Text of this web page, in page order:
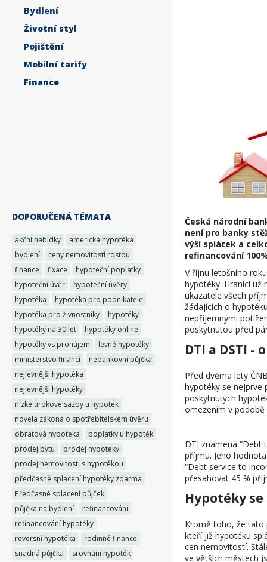
Bydlení
Životní styl
Pojištění
Mobilní tarify
Finance
DOPORUČENÁ TÉMATA
akční nabídky
americká hypotéka
bydlení
ceny nemovitostí rostou
finance
fixace
hypoteční poplatky
hypoteční úvěr
hypoteční úvěry
hypotéka
hypotéka pro podnikatele
hypotéka pro živnostníky
hypotéky
hypotéky na 30 let
hypotéky online
hypotéky vs pronájem
levné hypotéky
ministerstvo financí
nebankovní půjčka
nejlevnější hypotéka
nejlevnější hypotéky
nízké úrokové sazby u hypoték
novela zákona o spotřebitelském úvěru
obratová hypotéka
poplatky u hypoték
prodej bytu
prodej hypotéky
prodej nemovitosti s hypotékou
předčasné splacení hypotéky zdarma
Předčasné splacení půjček
půjčka na bydlení
refinancování
refinancování hypotéky
reversní hypotéka
rodinné finance
snadná půjčka
srovnání hypoték
Česká národní
není pro banky
výší splátek a
refinancování
V říjnu letošního
hypotéky. Hranici už
ukazatele všech
žádajících o
nepříjemnými
poskytnutou před
DTI a DSTI -
Před dvěma lety
hypotéky se nejprve
poskytnutých
omezením v
DTI znamená “Debt
příjmu. Jeho
“Debt service to
přesahovat 45 %
Hypotéky
Kromě toho, že tato
kteří již hypotéku
cen nemovitostí.
ve větších městech